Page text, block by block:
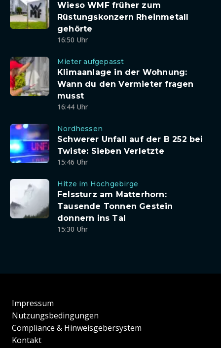
Wieso WMF früher zum
Rüstungskonzern Rheinmetall
gehörte
16:50 Uhr
Mieter aufgepasst
Klimaanlage in der Wohnung:
Wann du den Vermieter fragen
musst
16:44 Uhr
Nordhessen
Schwerer Unfall auf der B 252 bei
Twiste: Sieben Verletzte
15:46 Uhr
Hitze im Hochgebirge
Felssturz am Matterhorn:
Tausende Tonnen Gestein
donnern ins Tal
15:30 Uhr
Impressum
Nutzungsbedingungen
Compliance & Hinweisgebersystem
Kontakt